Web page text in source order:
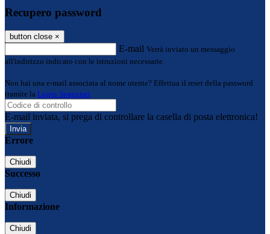
Recupero password
button close ×
E-mail Verrà inviato un messaggio
all'indirizzo indicato con le istruzioni necessarie.
Non hai una e-mail associata al nome utente? Effettua il reset della password
tramite la Login Spaggiari
E-mail inviata, si prega di controllare la casella di posta elettronica!
Errore
Chiudi
Successo
Chiudi
Informazione
Chiudi